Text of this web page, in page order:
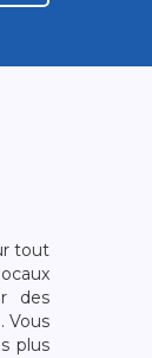
tout
des
. Vous
plus